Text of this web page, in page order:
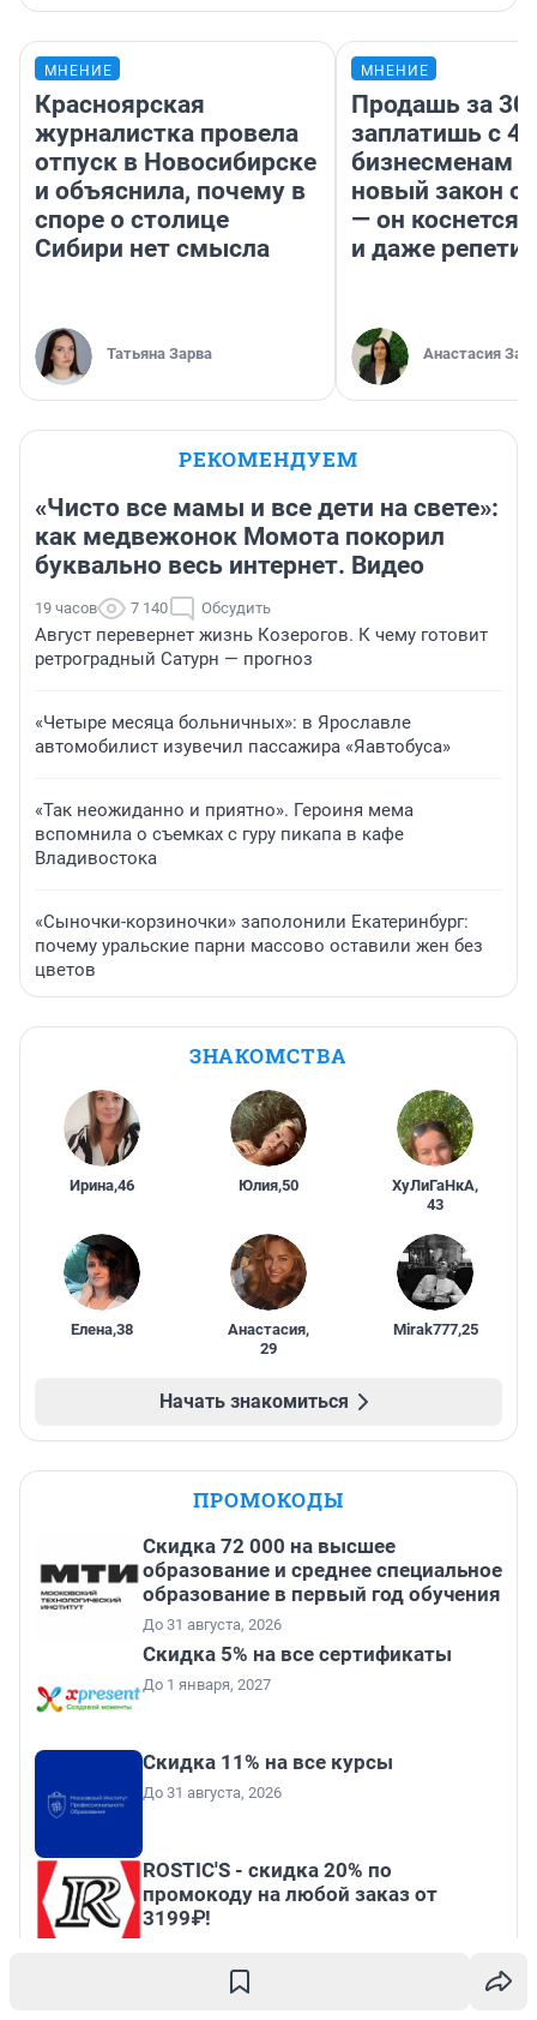
МНЕНИЕ
Красноярская
журналистка провела
отпуск в Новосибирске
и объяснила, почему в
споре о столице
Сибири нет смысла
Татьяна Зарва
МНЕНИЕ
Продашь за
заплатишь с
бизнесменам
новый закон о
— он коснется
и даже
Анастасия
РЕКОМЕНДУЕМ
«Чисто все мамы и все дети на свете»:
как медвежонок Момота покорил
буквально весь интернет. Видео
19 часов 7 140 Обсудить
Август перевернет жизнь Козерогов. К чему готовит
ретроградный Сатурн — прогноз
«Четыре месяца больничных»: в Ярославле
автомобилист изувечил пассажира «Яавтобуса»
«Так неожиданно и приятно». Героиня мема
вспомнила о съемках с гуру пикапа в кафе
Владивостока
«Сыночки-корзиночки» заполонили Екатеринбург:
почему уральские парни массово оставили жен без
цветов
ЗНАКОМСТВА
Ирина,46 Юлия,50 ХуЛиГаНкА,
43
Елена,38 Анастасия,
29
Mirak777,25
Начать знакомиться
ПРОМОКОДЫ
Скидка 72 000 на высшее
образование и среднее специальное
образование в первый год обучения
До 31 августа, 2026
Скидка 5% на все сертификаты
До 1 января, 2027
Скидка 11% на все курсы
До 31 августа, 2026
ROSTIC'S - скидка 20% по
промокоду на любой заказ от
3199₽!